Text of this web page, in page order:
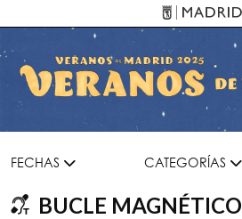
FECHAS CATEGORÍAS
BUCLE MAGNÉTICO